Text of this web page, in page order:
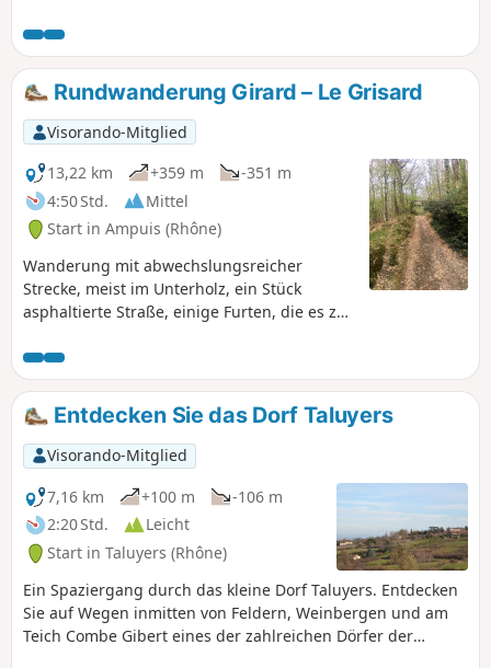
Rundwanderung Girard – Le Grisard
Visorando-Mitglied
13,22 km
+359 m
-351 m
4:50 Std.
Mittel
Start in Ampuis (Rhône)
Wanderung mit abwechslungsreicher
Strecke, meist im Unterholz, ein Stück
asphaltierte Straße, einige Furten, die es zu
führt der Weg an einem kleinen Bach
entlang, dessen Wasserstand je nach
Jahreszeit variiert. Diese Wanderung sollte
bei trockenem Wetter unternommen
werden. Blick auf das Rhonetal, den Vercors
und die Alpen.
Entdecken Sie das Dorf Taluyers
Visorando-Mitglied
7,16 km
+100 m
-106 m
2:20 Std.
Leicht
Start in Taluyers (Rhône)
Ein Spaziergang durch das kleine Dorf Taluyers. Entdecken
Sie auf Wegen inmitten von Feldern, Weinbergen und am
Teich Combe Gibert eines der zahlreichen Dörfer der